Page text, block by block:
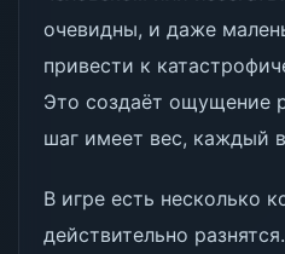
очевидны, и даже
привести к
Это создаёт ощущение
шаг имеет вес, каждый
В игре есть несколько
действительно